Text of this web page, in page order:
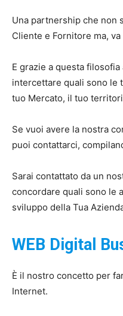
Una partnership che non
Cliente e Fornitore ma,
E grazie a questa
intercettare quali sono le
tuo Mercato, il tuo
Se vuoi avere la nostra
puoi contattarci,
Sarai contattato da un
concordare quali sono le
sviluppo della Tua
WEB Digital
È il nostro concetto per
Internet.